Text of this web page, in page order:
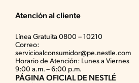
Atención al cliente
Línea Gratuita 0800 – 10210
Correo:
servicioalconsumidor@pe.nestle.com
Horario de Atención: Lunes a Viernes
9:00 a.m. – 6:00 p.m.
PÁGINA OFICIAL DE NESTLÉ